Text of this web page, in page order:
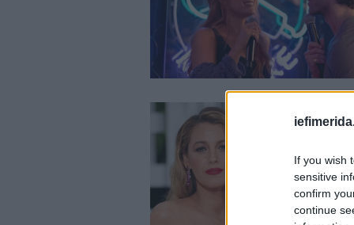
If you wish
sensitive
confirm
continue